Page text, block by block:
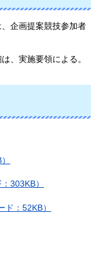
企画提案競技参加者
、実施要領による。
303KB）
：52KB）